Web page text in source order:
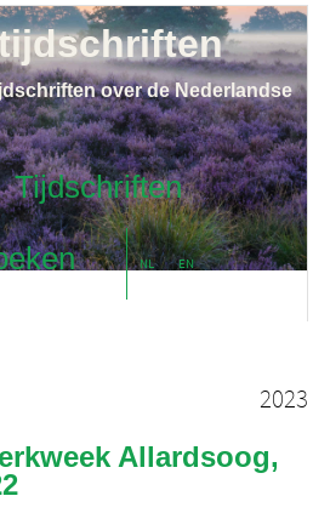
Tijdschriften
NL EN
over de Nederlandse
2023
Allardsoog,